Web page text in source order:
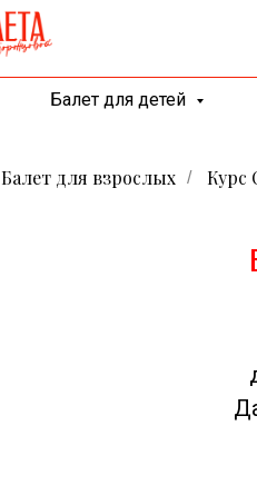
Балет для детей
Балет для взрослых / Курс